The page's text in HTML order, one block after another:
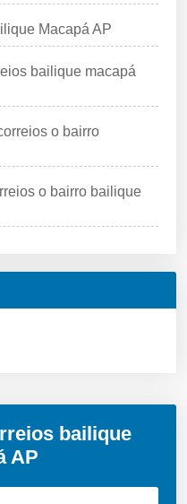
Macapá AP
bailique macapá
o bairro
o bairro bailique
bailique
AP